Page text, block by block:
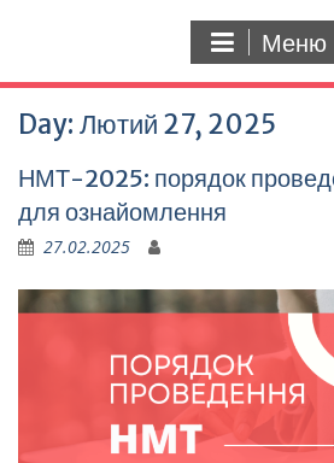
Меню
Day: Лютий 27, 2025
НМТ-2025: порядок
для ознайомлення
27.02.2025